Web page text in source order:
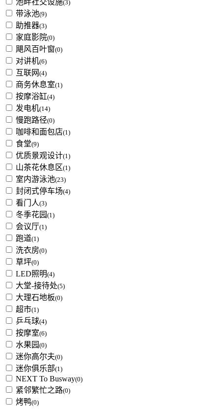
(3)
带泳池(9)
助推器(3)
家庭影院(0)
飓风百叶窗(0)
对讲机(6)
互联网 (4)
商务休息室(1)
按摩浴缸(4)
发电机(14)
慢跑路径(0)
咖啡和面包店(1)
食堂(9)
优质景观设计(1)
山茶花休息区(1)
室内游泳池(23)
封闭式停车场(4)
看门人(3)
冬季花园 (1)
会议厅(1)
跑道(1)
洗衣房(0)
草坪(0)
LED照明(4)
大堂-接待处(5)
大理石地板(0)
超市(1)
乒乓球(4)
按摩室(6)
水果园 (0)
迷你高尔夫(0)
迷你俱乐部(1)
NEXT To Busway(0)
紧邻繁忙之路(0)
烤鸭(0)